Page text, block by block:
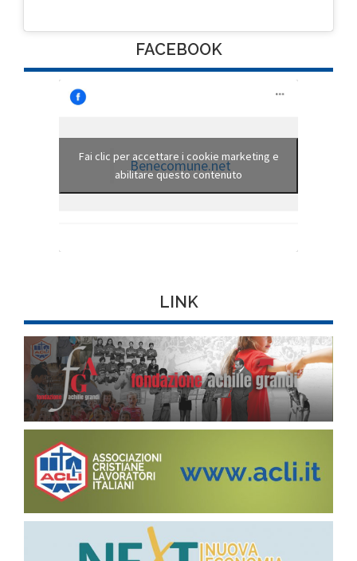
FACEBOOK
Benecomune.net
Fai clic per accettare i cookie marketing e
abilitare questo contenuto
LINK